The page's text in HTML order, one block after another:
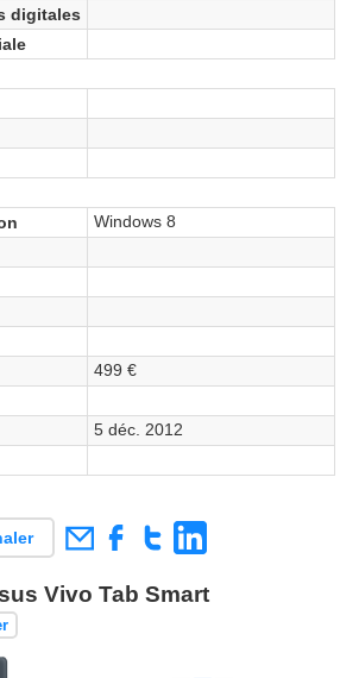
digitales
Windows 8
499 €
5 déc. 2012
Vivo Tab Smart